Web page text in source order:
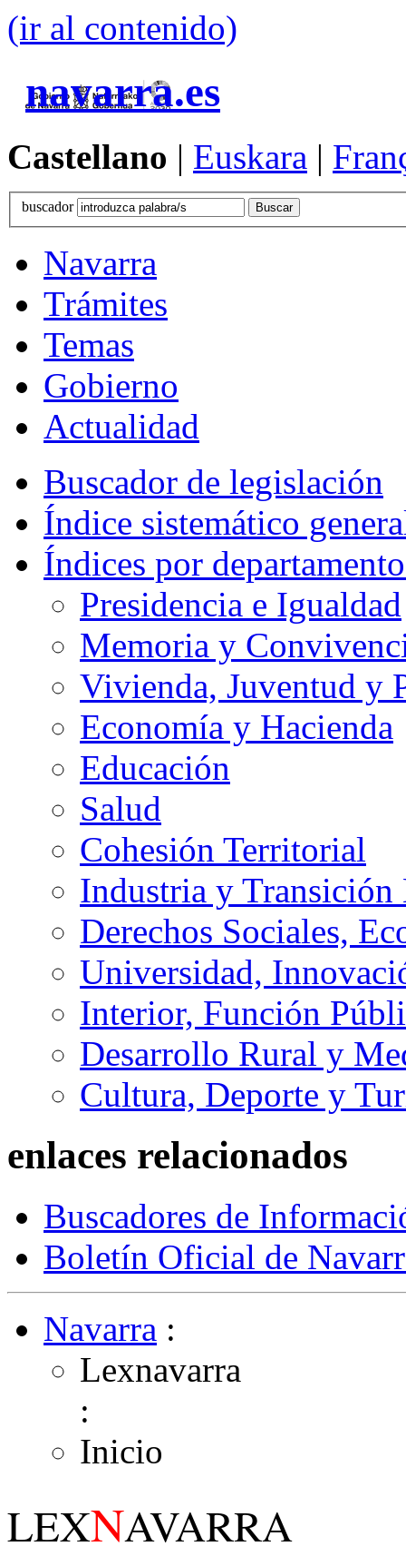
(ir al contenido)
navarra.es
Castellano | Euskara |
buscador
Navarra
Trámites
Temas
Gobierno
Actualidad
Buscador de legislación
Índice sistemático
Índices por
Presidencia e Igualdad
Memoria y
Vivienda, Juventud y
Economía y Hacienda
Educación
Salud
Cohesión Territorial
Industria y
Derechos Sociales,
Universidad,
Interior, Función
Desarrollo Rural y
Cultura, Deporte y
enlaces relacionados
Buscadores de
Boletín Oficial de
Navarra :
Lexnavarra
:
Inicio
LEXNAVARRA